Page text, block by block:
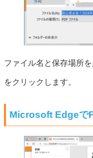
ファイル名と保存場所
をクリックします。
Microsoft Edgeで